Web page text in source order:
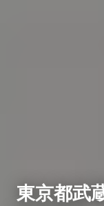
東京都武